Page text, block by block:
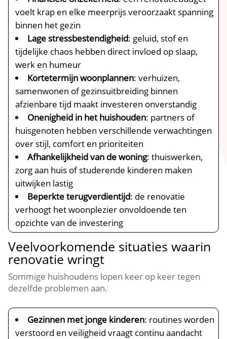
voelt krap en elke meerprijs veroorzaakt spanning
binnen het gezin
Lage stressbestendigheid: geluid, stof en
tijdelijke chaos hebben direct invloed op slaap,
werk en humeur
Kortetermijn woonplannen: verhuizen,
samenwonen of gezinsuitbreiding binnen
afzienbare tijd maakt investeren onverstandig
Onenigheid in het huishouden: partners of
huisgenoten hebben verschillende verwachtingen
over stijl, comfort en prioriteiten
Afhankelijkheid van de woning: thuiswerken,
zorg aan huis of studerende kinderen maken
uitwijken lastig
Beperkte terugverdientijd: de renovatie
verhoogt het woonplezier onvoldoende ten
opzichte van de investering
Veelvoorkomende situaties waarin
renovatie wringt
Sommige huishoudens lopen keer op keer tegen
dezelfde problemen aan.​
Gezinnen met jonge kinderen: routines worden
verstoord en veiligheid vraagt continu aandacht